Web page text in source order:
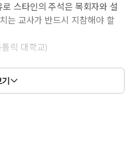
스타인의 주석은 목회자와 설
는 교사가 반드시 지참해야 할
릭 대학교)
도들은 스타인이 어려운 문제
기